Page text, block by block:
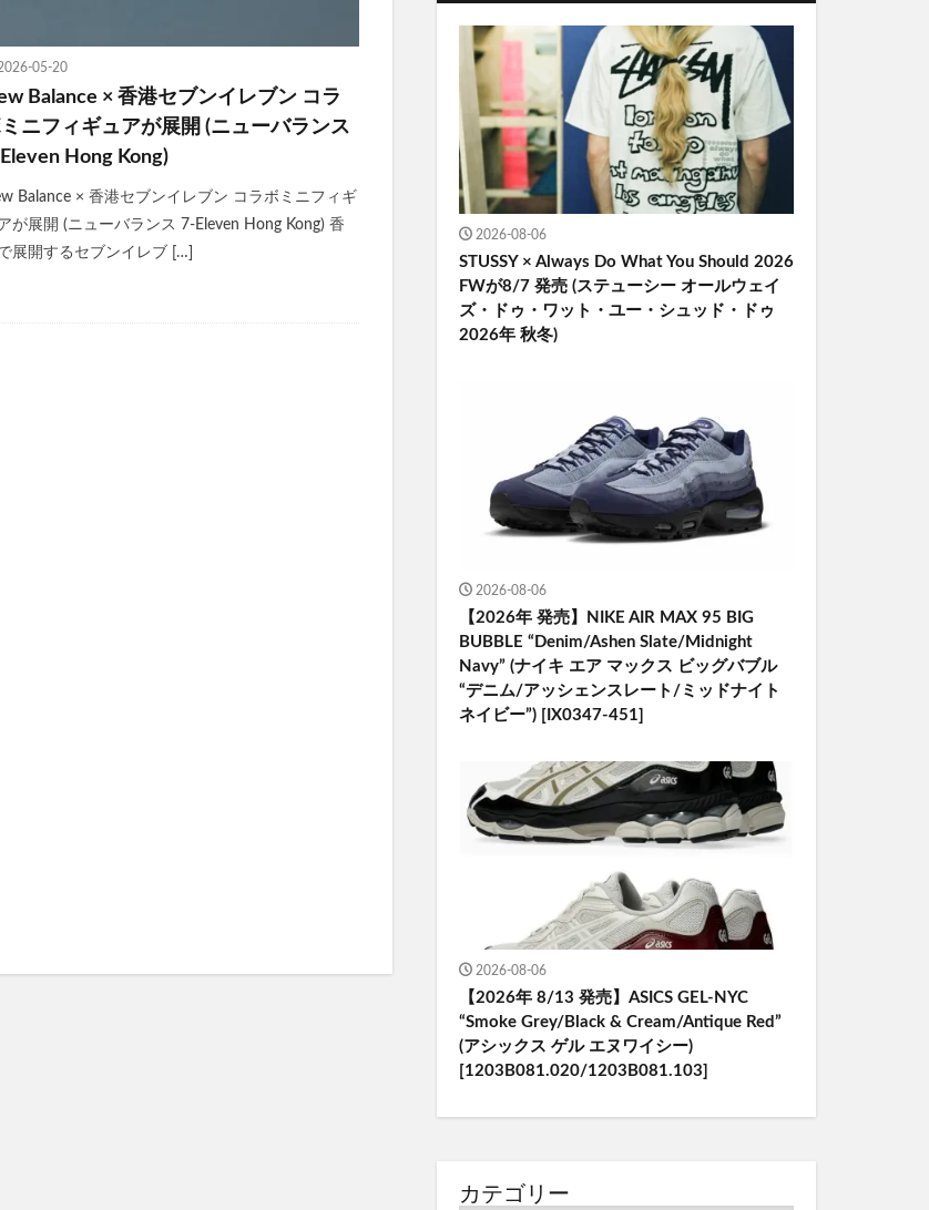
05-20
Balance × 香港セブンイレブン コラ
ニフィギュアが展開 (ニューバランス
Hong Kong)
Balance × 香港セブンイレブン コラボミニフィギ
が展開 (ニューバランス 7-Eleven Hong Kong) 香
展開するセブンイレブ […]
2026-08-06
STUSSY × Always Do What You Should 2026
FWが8/7 発売 (ステューシー オールウェイ
ズ・ドゥ・ワット・ユー・シュッド・ドゥ
2026年 秋冬)
2026-08-06
【2026年 発売】NIKE AIR MAX 95 BIG
BUBBLE “Denim/Ashen Slate/Midnight
Navy” (ナイキ エア マックス ビッグバブル
“デニム/アッシェンスレート/ミッドナイト
ネイビー”) [IX0347-451]
2026-08-06
【2026年 8/13 発売】ASICS GEL-NYC
“Smoke Grey/Black & Cream/Antique Red”
(アシックス ゲル エヌワイシー)
[1203B081.020/1203B081.103]
カテゴリー